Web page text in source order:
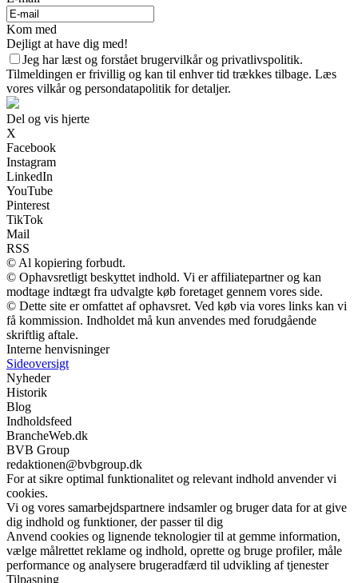
Kom med
Dejligt at have dig med!
Jeg har læst og forstået brugervilkår og privatlivspolitik.
Tilmeldingen er frivillig og kan til enhver tid trækkes tilbage. Læs
vores vilkår og persondatapolitik for detaljer.
Del og vis hjerte
X
Facebook
Instagram
LinkedIn
YouTube
Pinterest
TikTok
Mail
RSS
© Al kopiering forbudt.
© Ophavsretligt beskyttet indhold. Vi er affiliatepartner og kan
modtage indtægt fra udvalgte køb foretaget gennem vores side.
© Dette site er omfattet af ophavsret. Ved køb via vores links kan vi
få kommission. Indholdet må kun anvendes med forudgående
skriftlig aftale.
Interne henvisninger
Sideoversigt
Nyheder
Historik
Blog
Indholdsfeed
BrancheWeb.dk
BVB Group
redaktionen@bvbgroup.dk
For at sikre optimal funktionalitet og relevant indhold anvender vi
cookies.
Vi og vores samarbejdspartnere indsamler og bruger data for at give
dig indhold og funktioner, der passer til dig
Anvend cookies og lignende teknologier til at gemme information,
vælge målrettet reklame og indhold, oprette og bruge profiler, måle
performance og analysere brugeradfærd til udvikling af tjenester
Tilpasning